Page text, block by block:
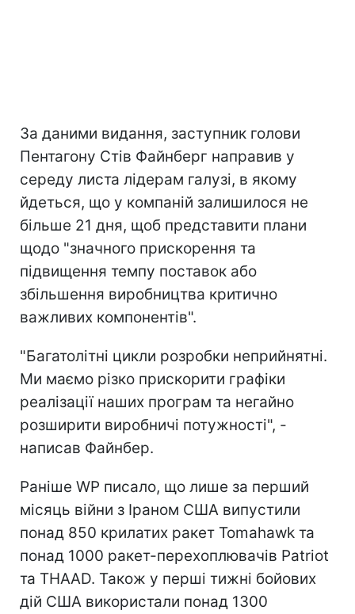
За даними видання, заступник голови
Пентагону Стів Файнберг направив у
середу листа лідерам галузі, в якому
йдеться, що у компаній залишилося не
більше 21 дня, щоб представити плани
щодо "значного прискорення та
підвищення темпу поставок або
збільшення виробництва критично
важливих компонентів".
"Багатолітні цикли розробки неприйнятні.
Ми маємо різко прискорити графіки
реалізації наших програм та негайно
розширити виробничі потужності", -
написав Файнбер.
Раніше WP писало, що лише за перший
місяць війни з Іраном США випустили
понад 850 крилатих ракет Tomahawk та
понад 1000 ракет-перехоплювачів Patriot
та THAAD. Також у перші тижні бойових
дій США використали понад 1300